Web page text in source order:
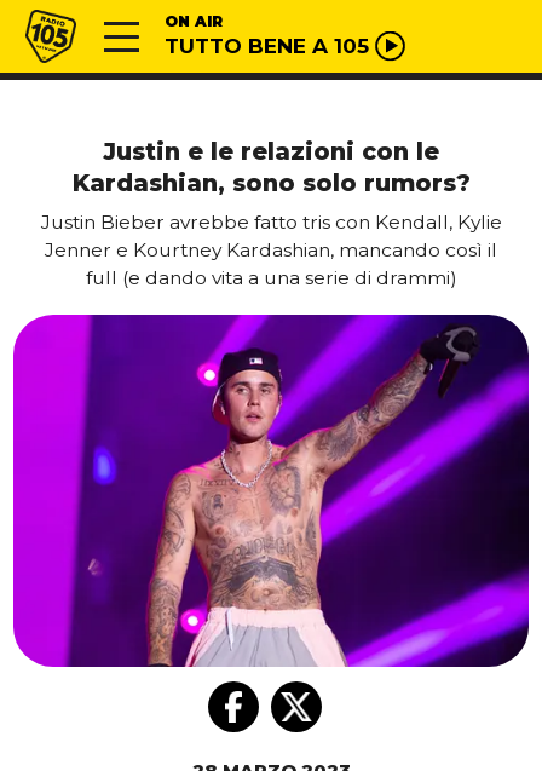
Vai al contenuto
Radio 105 ON AIR
TUTTO BENE A 105
Justin e le relazioni con le
Kardashian, sono solo rumors?
Justin Bieber avrebbe fatto tris con Kendall, Kylie
Jenner e Kourtney Kardashian, mancando così il
full (e dando vita a una serie di drammi)